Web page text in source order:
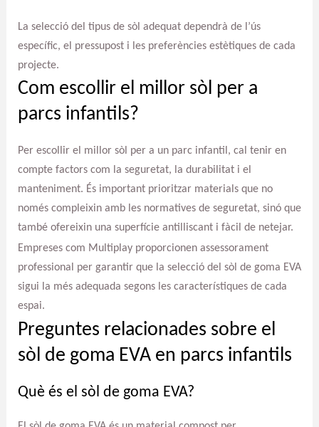
La selecció del tipus de sòl adequat dependrà de l’ús
específic, el pressupost i les preferències estètiques de cada
projecte.
Com escollir el millor sòl per a
parcs infantils?
Per escollir el millor sòl per a un parc infantil, cal tenir en
compte factors com la seguretat, la durabilitat i el
manteniment. És important prioritzar materials que no
només compleixin amb les normatives de seguretat, sinó que
també ofereixin una superfície antilliscant i fàcil de netejar.
Empreses com Multiplay proporcionen assessorament
professional per garantir que la selecció del sòl de goma EVA
sigui la més adequada segons les característiques de cada
espai.
Preguntes relacionades sobre el
sòl de goma EVA en parcs infantils
Què és el sòl de goma EVA?